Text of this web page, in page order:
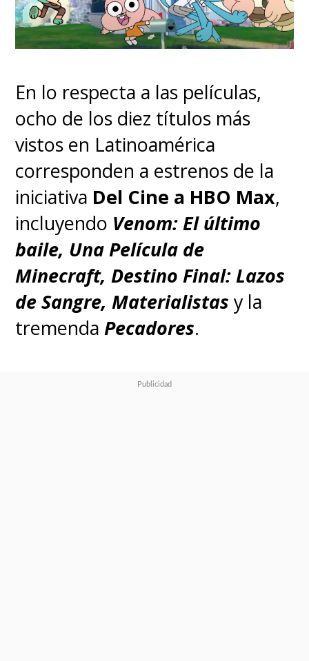
En lo respecta a las películas,
ocho de los diez títulos más
vistos en Latinoamérica
corresponden a estrenos de la
iniciativa Del Cine a HBO Max,
incluyendo Venom: El último
baile, Una Película de
Minecraft, Destino Final: Lazos
de Sangre, Materialistas y la
tremendaPecadores.